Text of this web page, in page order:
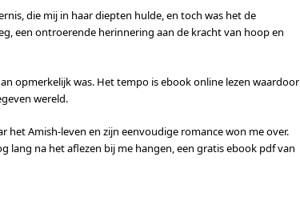
die mij in haar diepten hulde, en toch was het de
een ontroerende herinnering aan de kracht van hoop en
opmerkelijk was. Het tempo is ebook online lezen waardoor
wereld.
het Amish-leven en zijn eenvoudige romance won me over.
lang na het aflezen bij me hangen, een gratis ebook pdf van